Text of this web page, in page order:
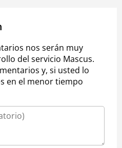
nos serán muy
del servicio Mascus.
y, si usted lo
en el menor tiempo